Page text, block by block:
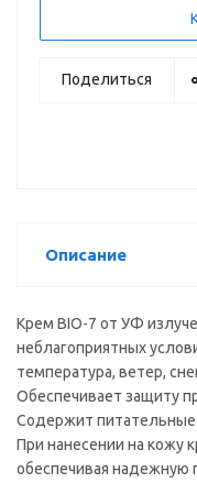
Поделиться
Описание
Крем BIO-7 от УФ
неблагоприятных
температура, ветер,
Обеспечивает защиту
Содержит питательные
При нанесении на кожу
обеспечивая надежную